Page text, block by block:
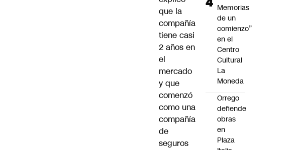
que la
compañía
tiene casi
2 años en
el
mercado
y que
comenzó
como una
compañía
de
seguros
Memorias
de un
comienzo”
en el
Centro
Cultural
La
Moneda
Orrego
defiende
obras
en
Plaza